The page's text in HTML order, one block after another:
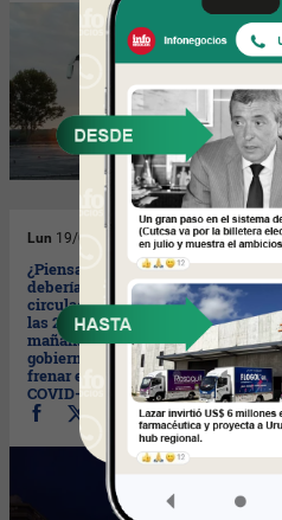
Lun 19/04/2021
¿Piensa que en Uruguay
debería restringirse la
circulación nocturna -desde
las 20 hasta las 6 de la
mañana- como decretó el
gobierno argentino para
frenar el aumento de casos
COVID-19?